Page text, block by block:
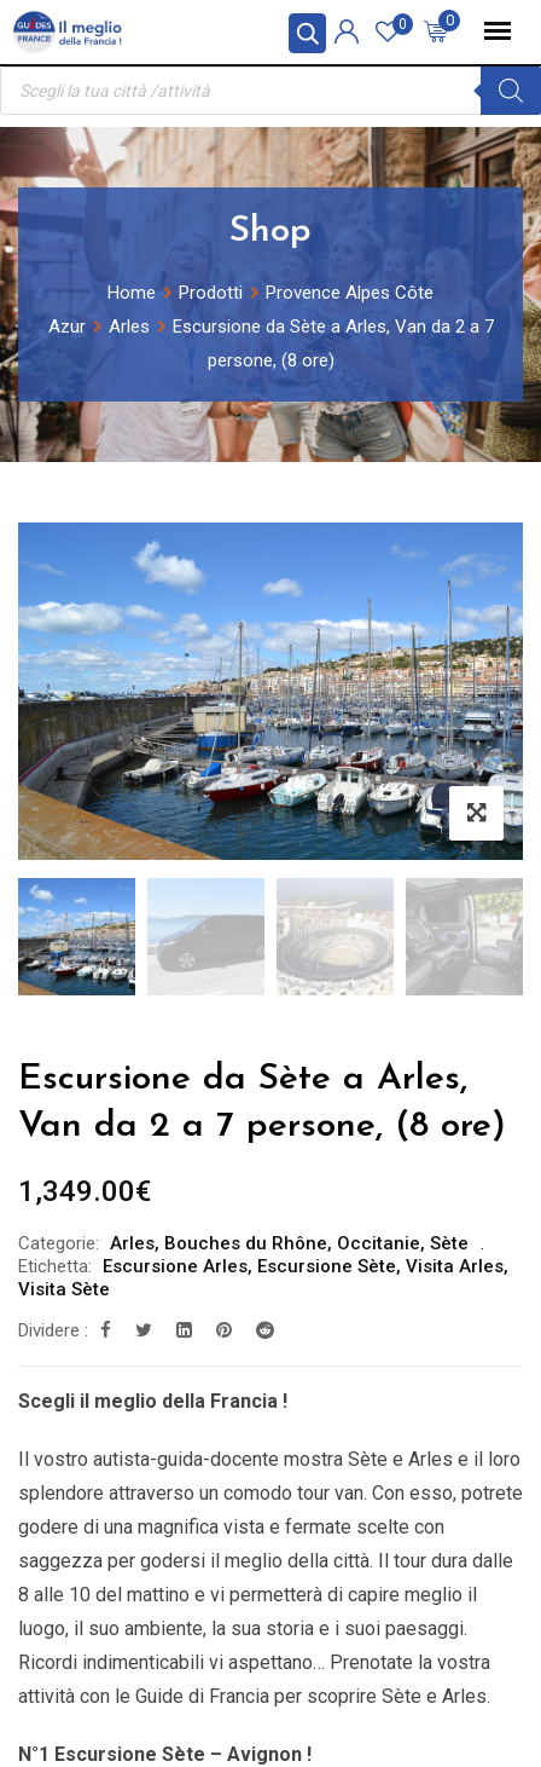
Pannello di gestione dei cookies
Skip
content
0
0
Ricerca
prodotti
Shop
Home Prodotti
Provence Alpes Côte
Azur
Arles
Escursione da Sète a Arles, Van da 2 a 7
persone, (8 ore)
Escursione da Sète a Arles,
Van da 2 a 7 persone, (8 ore)
1,349.00€
Categorie: Arles, Bouches du Rhône, Occitanie, Sète
Etichetta:
Escursione Arles, Escursione Sète, Visita Arles,
Visita Sète
Dividere :
Scegli il meglio della Francia !
Il vostro autista-guida-docente mostra Sète e Arles e il loro
splendore attraverso un comodo tour van. Con esso, potrete
godere di una magnifica vista e fermate scelte con
saggezza per godersi il meglio della città. Il tour dura dalle
8 alle 10 del mattino e vi permetterà di capire meglio il
luogo, il suo ambiente, la sua storia e i suoi paesaggi.
Ricordi indimenticabili vi aspettano… Prenotate la vostra
attività con le Guide di Francia per scoprire Sète e Arles.
N°1 Escursione Sète – Avignon !